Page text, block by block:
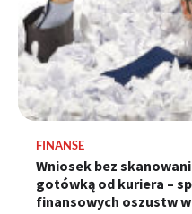
FINANSE
Wniosek bez
gotówką od kuriera –
finansowych oszustw